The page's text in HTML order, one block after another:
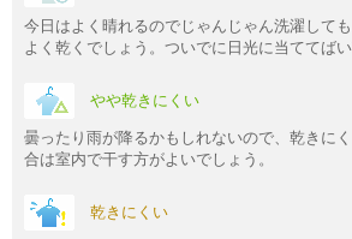
今日はよく晴れるのでじゃんじゃん洗濯して
よく乾くでしょう。ついでに日光に当ててば
やや乾きにくい
曇ったり雨が降るかもしれないので、乾きに
合は室内で干す方がよいでしょう。
乾きにくい